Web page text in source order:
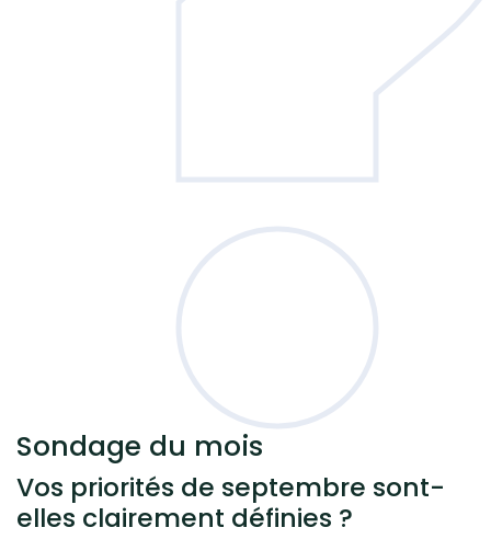
Sondage du mois
Vos priorités de septembre sont-
elles clairement définies ?